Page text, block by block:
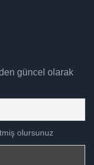
güncel olarak
olursunuz